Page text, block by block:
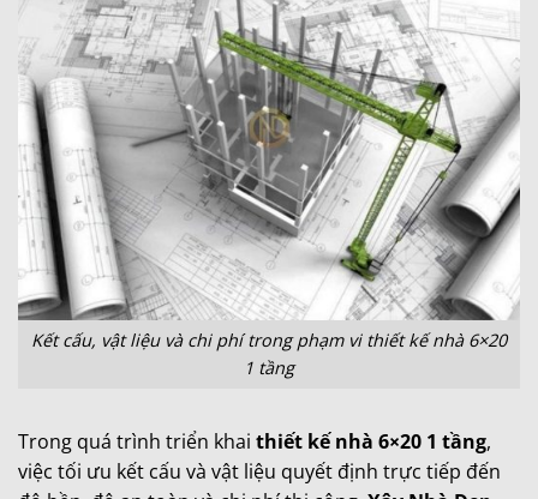
Kết cấu, vật liệu và chi phí trong phạm vi thiết kế nhà 6×20
1 tầng
Trong quá trình triển khai thiết kế nhà 6×20 1 tầng,
việc tối ưu kết cấu và vật liệu quyết định trực tiếp đến